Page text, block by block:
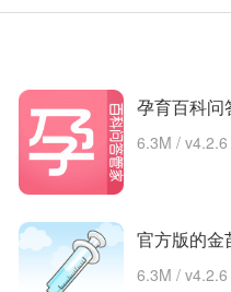
6.3M / v4.2.6
6.3M / v4.2.6